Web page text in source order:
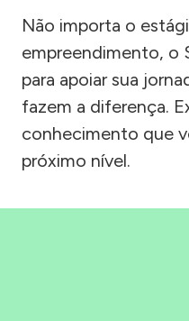
Não importa o
empreendimento, o
para apoiar sua
fazem a diferença.
conhecimento que
próximo nível.